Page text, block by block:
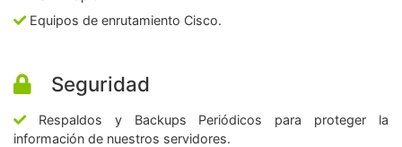
Equipos de enrutamiento Cisco.
Seguridad
Respaldos y Backups Periódicos para proteger la
información de nuestros servidores.